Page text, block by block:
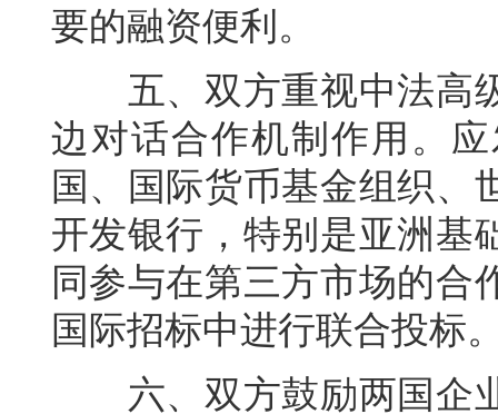
要的融资便利。
五、双方重视中法高级
边对话合作机制作用。
国、国际货币基金组织、
开发银行，特别是亚洲基
同参与在第三方市场的合
国际招标中进行联合投标
六、双方鼓励两国企业